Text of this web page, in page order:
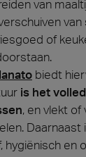
van
van
of
biedt
is het
, en vlekt
hygiënisch en